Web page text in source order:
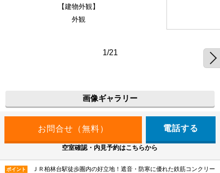
【建物外観】
外観
1/21
画像ギャラリー
電話する
空室確認・内見予約はこちらから
ポイント
ＪＲ柏林台駅徒歩圏内の好立地！遮音・防寒に優れた鉄筋コンクリー